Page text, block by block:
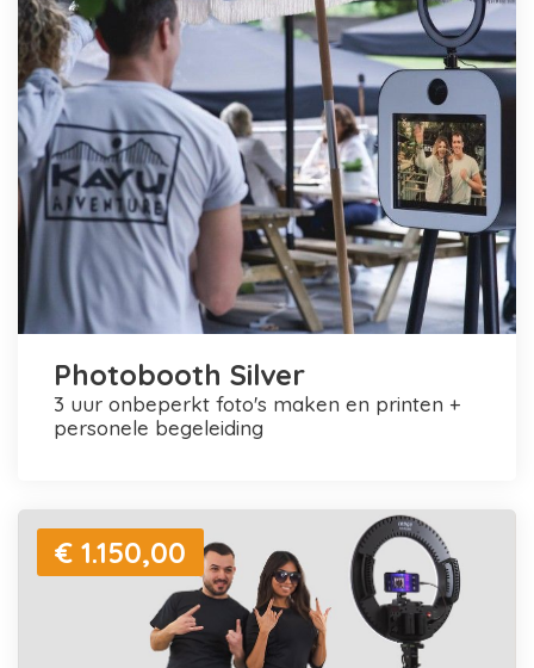
Photobooth Silver
3 uur onbeperkt foto's maken en printen +
personele begeleiding
€ 1.150,00